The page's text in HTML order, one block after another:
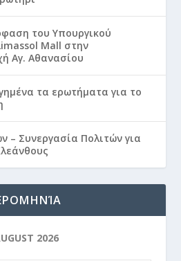
του Υπουργικού
Mall στην
Αγ. Αθανασίου
τα ερωτήματα για το
– Συνεργασία Πολιτών για
2026